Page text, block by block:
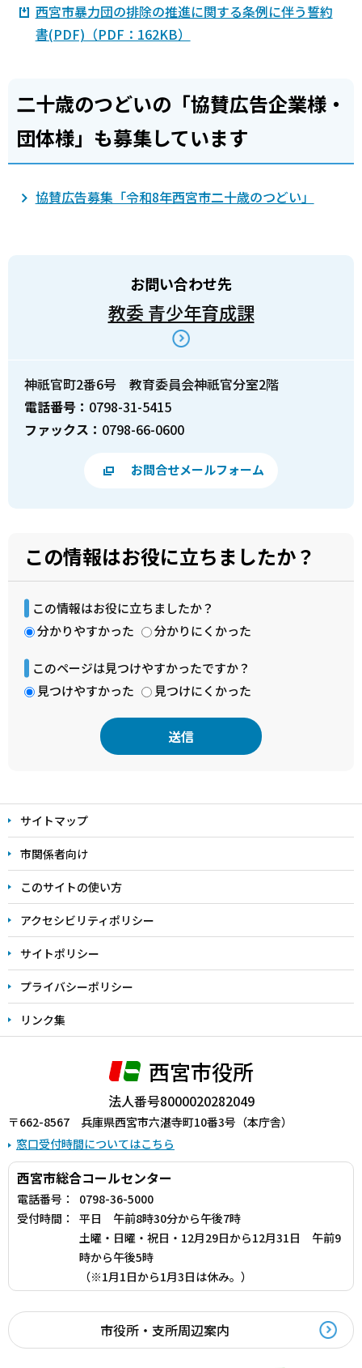
西宮市暴力団の排除の推進に関する条例に伴う誓約
書(PDF)（PDF：162KB）
二十歳のつどいの「協賛広告企業様・
団体様」も募集しています
協賛広告募集「令和8年西宮市二十歳のつどい」
お問い合わせ先
教委 青少年育成課
神祇官町2番6号 教育委員会神祇官分室2階
電話番号： 0798-31-5415
ファックス： 0798-66-0600
お問合せメールフォーム
この情報はお役に立ちましたか？
この情報はお役に立ちましたか？
分かりやすかった
分かりにくかった
このページは見つけやすかったですか？
見つけやすかった
見つけにくかった
文
こ
こ
ま
で
サイトマップ
市関係者向け
このサイトの使い方
アクセシビリティポリシー
サイトポリシー
プライバシーポリシー
リンク集
西宮市役所
法人番号8000020282049
〒662-8567 兵庫県西宮市六湛寺町10番3号（本庁舎）
窓口受付時間についてはこちら
西宮市総合コールセンター
電話番号：
0798-36-5000
受付時間：
平日 午前8時30分から午後7時
土曜・日曜・祝日・12月29日から12月31日 午前9
時から午後5時
（※1月1日から1月3日は休み。）
市役所・支所周辺案内